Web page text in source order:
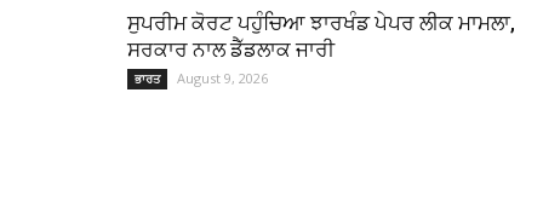
ਸੁਪਰੀਮ ਕੋਰਟ ਪਹੁੰਚਿਆ ਝਾਰਖੰਡ ਪੇਪਰ ਲੀਕ ਮਾਮਲਾ,
ਸਰਕਾਰ ਨਾਲ ਡੈੱਡਲਾਕ ਜਾਰੀ
ਭਾਰਤ August 9, 2026